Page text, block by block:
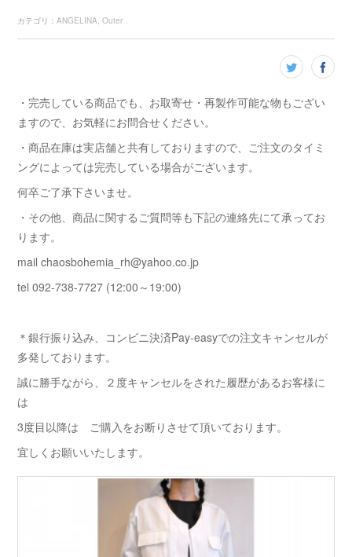
カテゴリ ：ANGELINA Outer
・完売している商品でも、お取寄せ・再製作可能な物もござい
ますので、お気軽にお問合せください。
・商品在庫は実店舗と共有しておりますので、ご注文のタイミ
ングによっては完売している場合がございます。
何卒ご了承下さいませ。
・その他、商品に関するご質問等も下記の連絡先にて承ってお
ります。
mail chaosbohemia_rh@yahoo.co.jp
tel 092-738-7727 (12:00～19:00)
＊銀行振り込み、コンビニ決済Pay-easyでの注文キャンセルが
多発しております。
誠に勝手ながら、２度キャンセルをされた履歴があるお客様に
は
3度目以降は ご購入をお断りさせて頂いております。
宜しくお願いいたします。